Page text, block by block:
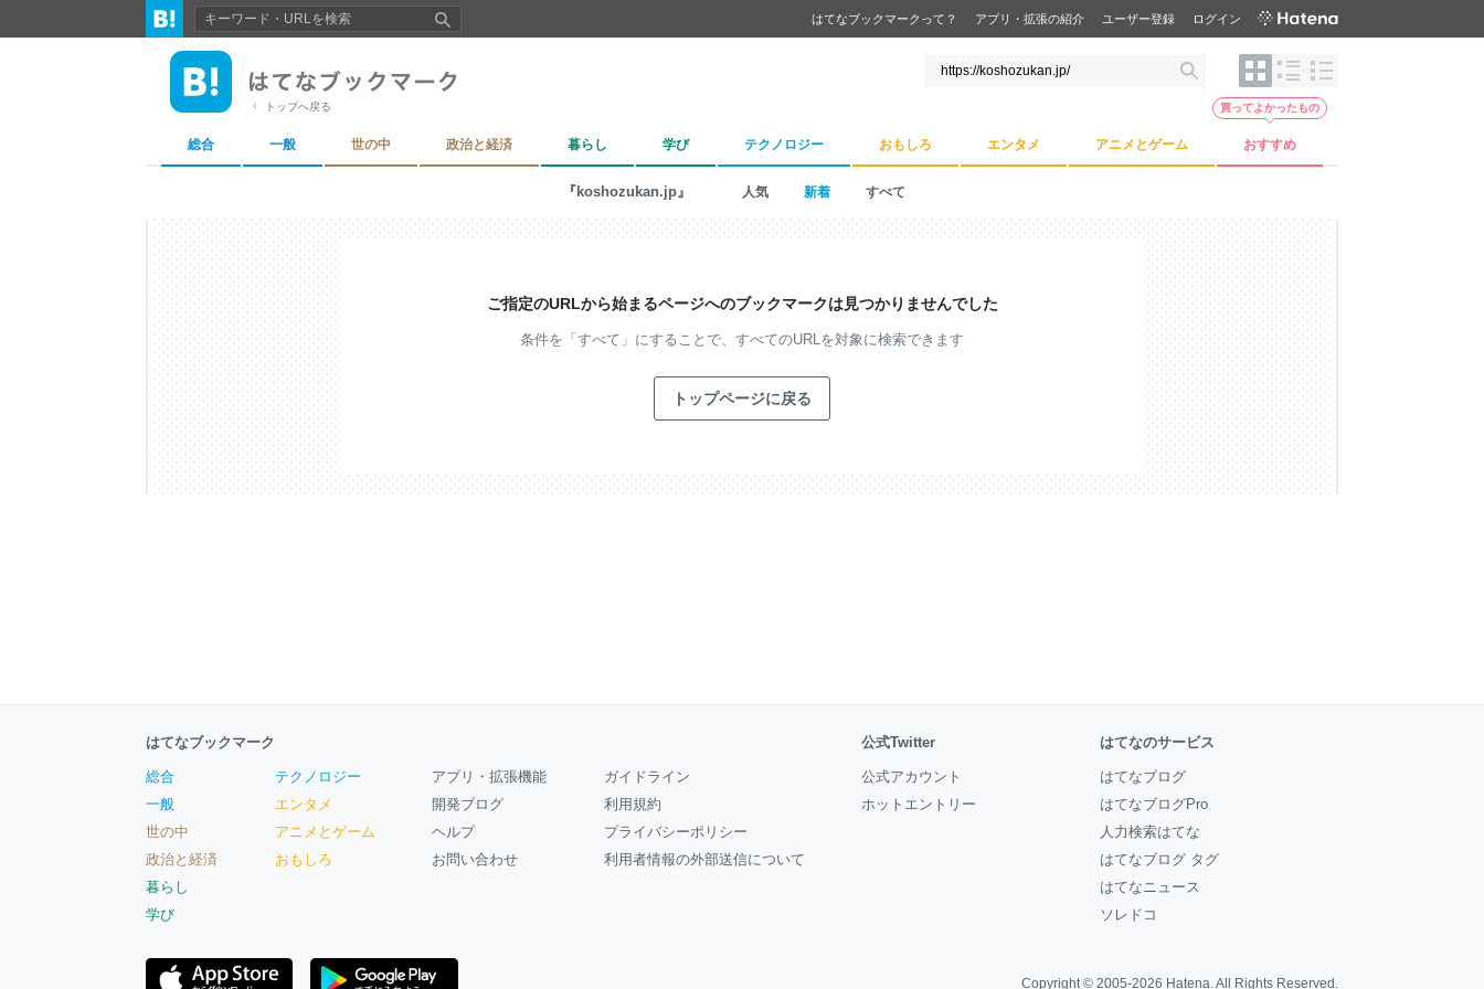
はてなブックマークって？ アプリ・拡張の紹介 ユーザー登録 ログイン
トップへ戻る
総合 一般 世の中 政治と経済 暮らし 学び テクノロジー おもしろ エンタメ アニメとゲーム おすすめ
買ってよかったもの
『koshozukan.jp』 人気 新着 すべて
ご指定のURLから始まるページへのブックマークは見つかりませんでした
条件を「すべて」にすることで、 すべてのURLを対象に検索できます
トップページに戻る
はてなブックマーク
総合
一般
世の中
政治と経済
暮らし
学び
テクノロジー
エンタメ
アニメとゲーム
おもしろ
アプリ・拡張機能
開発ブログ
ヘルプ
お問い合わせ
ガイドライン
利用規約
プライバシーポリシー
利用者情報の外部送信について
公式Twitter
公式アカウント
ホットエントリー
はてなのサービス
はてなブログ
はてなブログPro
人力検索はてな
はてなブログ タグ
はてなニュース
ソレドコ
Copyright © 2005-2026 Hatena. All Rights Reserved.